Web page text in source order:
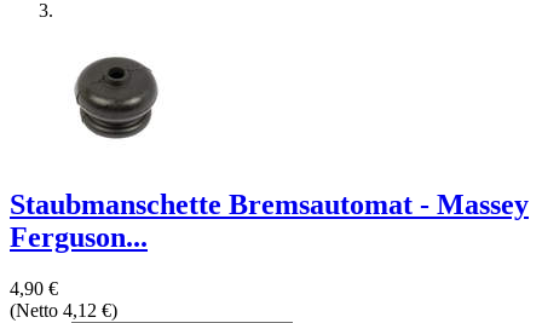
Staubmanschette Bremsautomat - Massey
Ferguson...
4,90 €
(Netto 4,12 €)